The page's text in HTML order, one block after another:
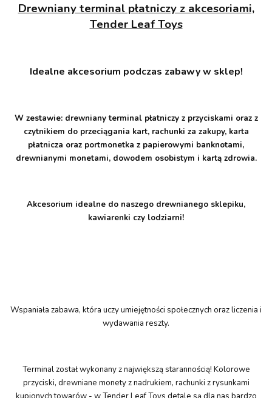
Drewniany terminal płatniczy z akcesoriami,
Tender Leaf Toys
Idealne akcesorium podczas zabawy w sklep!
W zestawie: drewniany terminal płatniczy z przyciskami oraz z
czytnikiem do przeciągania kart, rachunki za zakupy, karta
płatnicza oraz portmonetka z papierowymi banknotami,
drewnianymi monetami, dowodem osobistym i kartą zdrowia.
Akcesorium idealne do naszego drewnianego sklepiku,
kawiarenki czy lodziarni!
Wspaniała zabawa, która uczy umiejętności społecznych oraz liczenia i
wydawania reszty.
Terminal został wykonany z największą starannością! Kolorowe
przyciski, drewniane monety z nadrukiem, rachunki z rysunkami